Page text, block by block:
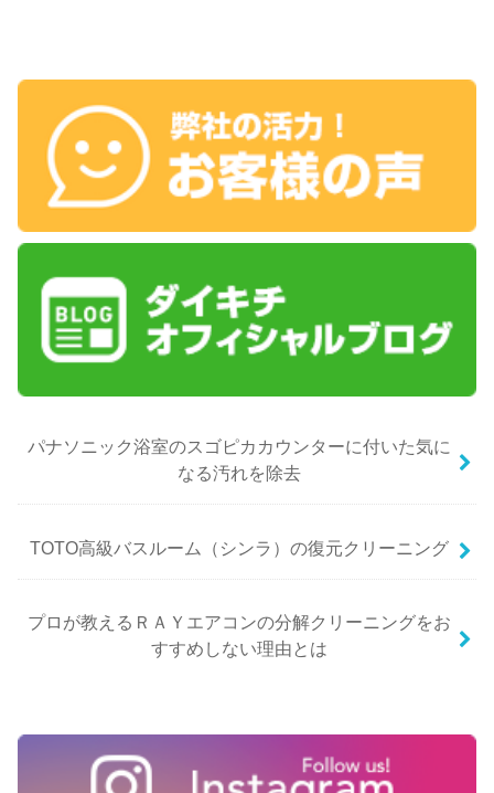
パナソニック浴室のスゴピカカウンターに付いた気に
なる汚れを除去
TOTO高級バスルーム（シンラ）の復元クリーニング
プロが教えるＲＡＹエアコンの分解クリーニングをお
すすめしない理由とは